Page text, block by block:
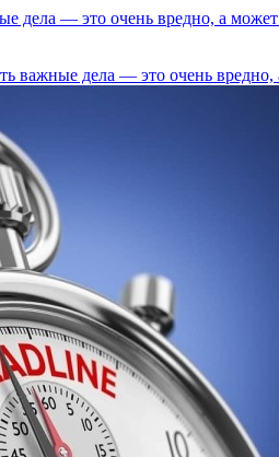
дела — это очень вредно, а
важные дела — это очень